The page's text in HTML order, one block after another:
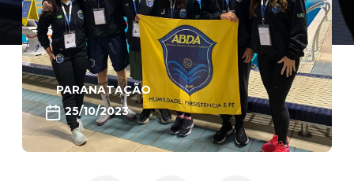
PARANATAÇÃO
25/10/2023